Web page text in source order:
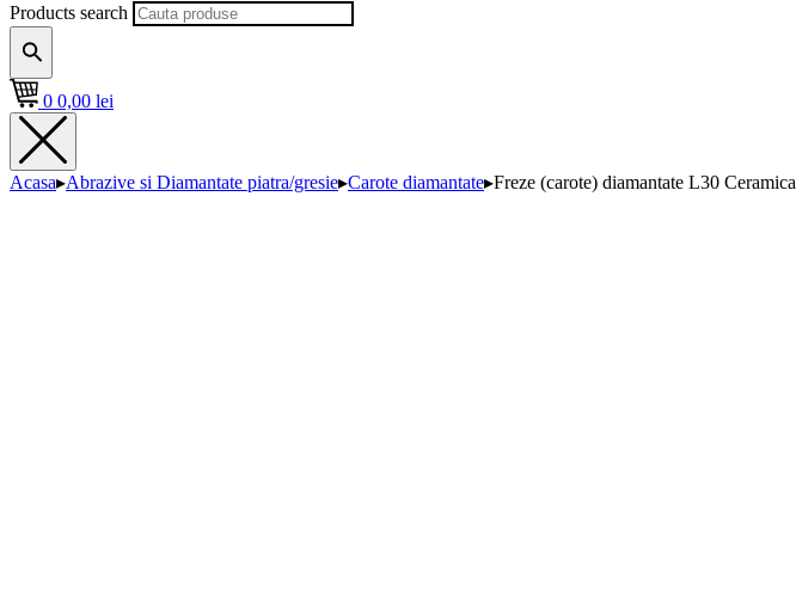
Products search
0 0,00 lei
Acasa▸Abrazive si Diamantate piatra/gresie▸Carote diamantate▸Freze (carote) diamantate L30 Ceramica